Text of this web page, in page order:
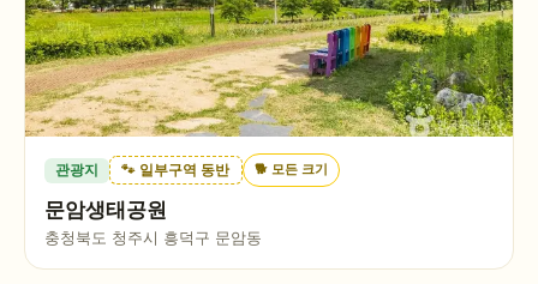
관광지 🐾 일부구역 동반 🐕 모든 크기
문암생태공원
충청북도 청주시 흥덕구 문암동